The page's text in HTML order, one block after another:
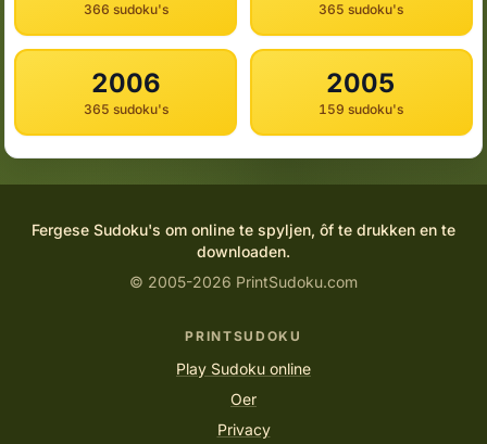
366 sudoku's 365 sudoku's
2006
365 sudoku's
2005
159 sudoku's
Fergese Sudoku's om online te spyljen, ôf te drukken en te
downloaden.
© 2005-2026 PrintSudoku.com
PRINTSUDOKU
Play Sudoku online
Oer
Privacy